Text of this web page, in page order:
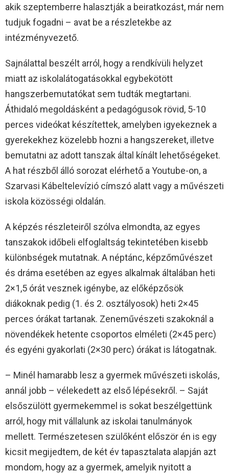
akik szeptemberre halasztják a beiratkozást, már nem
tudjuk fogadni – avat be a részletekbe az
intézményvezető.
Sajnálattal beszélt arról, hogy a rendkívüli helyzet
miatt az iskolalátogatásokkal egybekötött
hangszerbemutatókat sem tudták megtartani.
Áthidaló megoldásként a pedagógusok rövid, 5-10
perces videókat készítettek, amelyben igyekeznek a
gyerekekhez közelebb hozni a hangszereket, illetve
bemutatni az adott tanszak által kínált lehetőségeket.
A hat részből álló sorozat elérhető a Youtube-on, a
Szarvasi Kábeltelevízió címszó alatt vagy a művészeti
iskola közösségi oldalán.
A képzés részleteiről szólva elmondta, az egyes
tanszakok időbeli elfoglaltság tekintetében kisebb
különbségek mutatnak. A néptánc, képzőművészet
és dráma esetében az egyes alkalmak általában heti
2×1,5 órát vesznek igénybe, az előképzősök
diákoknak pedig (1. és 2. osztályosok) heti 2×45
perces órákat tartanak. Zeneművészeti szakoknál a
növendékek hetente csoportos elméleti (2×45 perc)
és egyéni gyakorlati (2×30 perc) órákat is látogatnak.
– Minél hamarabb lesz a gyermek művészeti iskolás,
annál jobb – vélekedett az első lépésekről. – Saját
elsőszülött gyermekemmel is sokat beszélgettünk
arról, hogy mit vállalunk az iskolai tanulmányok
mellett. Természetesen szülőként először én is egy
kicsit megijedtem, de két év tapasztalata alapján azt
mondom, hogy az a gyermek, amelyik nyitott a